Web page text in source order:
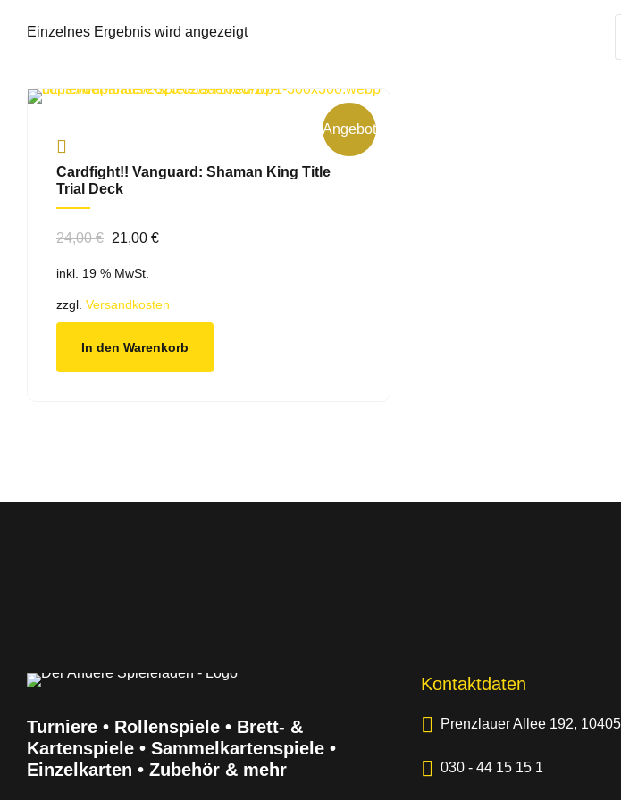
Einzelnes Ergebnis wird angezeigt
Angebot!
Cardfight!! Vanguard: Shaman King Title
Trial Deck
24,00€ Ursprünglicher
war:
24,00 €
21,00 €Aktueller
21,00 €.
inkl. 19 % MwSt.
zzgl. Versandkosten
In den Warenkorb
Turniere • Rollenspiele • Brett- &
Kartenspiele • Sammelkartenspiele •
Einzelkarten • Zubehör & mehr
Kontaktdaten
Prenzlauer Allee 192,
030 - 44 15 15 1